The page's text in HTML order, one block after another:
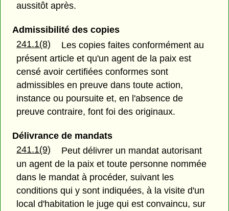
aussitôt après.
Admissibilité des copies
241.1(8)
Les copies faites conformément au
présent article et qu'un agent de la paix est
censé avoir certifiées conformes sont
admissibles en preuve dans toute action,
instance ou poursuite et, en l'absence de
preuve contraire, font foi des originaux.
Délivrance de mandats
241.1(9)
Peut délivrer un mandat autorisant
un agent de la paix et toute personne nommée
dans le mandat à procéder, suivant les
conditions qui y sont indiquées, à la visite d'un
local d'habitation le juge qui est convaincu, sur